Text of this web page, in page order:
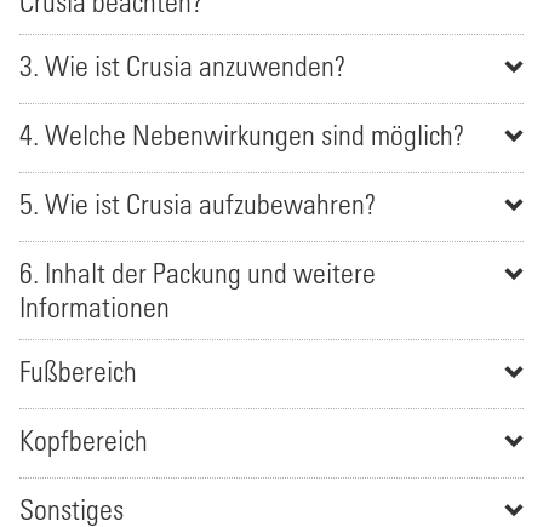
3. Wie ist Crusia anzuwenden?
4. Welche Nebenwirkungen sind möglich?
5. Wie ist Crusia aufzubewahren?
6. Inhalt der Packung und weitere
Informationen
Fußbereich
Kopfbereich
Sonstiges